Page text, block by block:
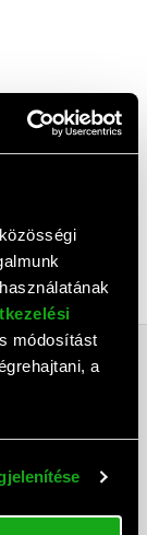
módosítást
a